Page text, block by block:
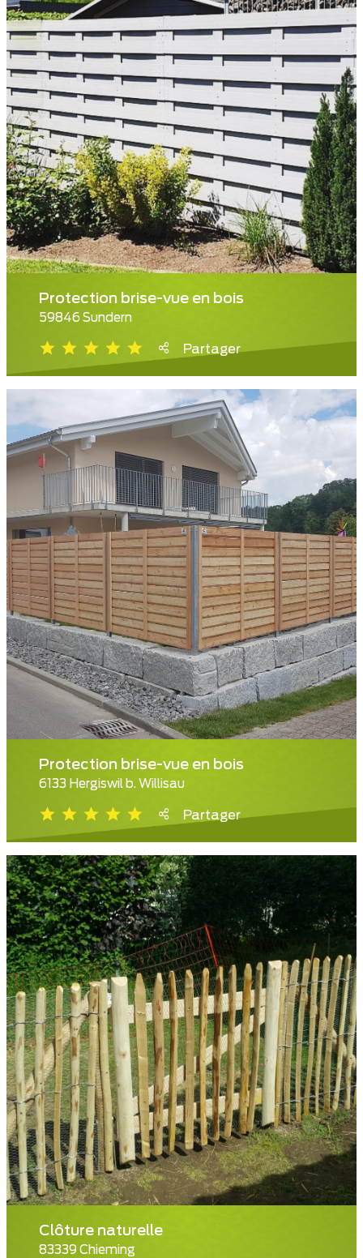
Protection brise-vue en bois
59846 Sundern
Partager
Protection brise-vue en bois
6133 Hergiswil b. Willisau
Partager
Clôture naturelle
83339 Chieming